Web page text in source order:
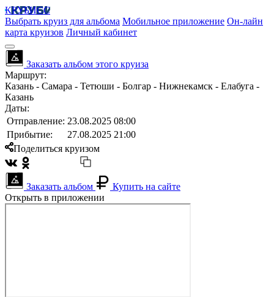
КРУБИСС
Выбрать круиз для альбома Мобильное приложение Он-лайн
карта круизов Личный кабинет
Заказать альбом этого круиза
Маршрут:
Казань - Самара - Тетюши - Болгар - Нижнекамск - Елабуга -
Казань
Даты:
Отправление: 23.08.2025 08:00
Прибытие:
27.08.2025 21:00
Поделиться круизом
Заказать альбом
Купить на сайте
Открыть в приложении